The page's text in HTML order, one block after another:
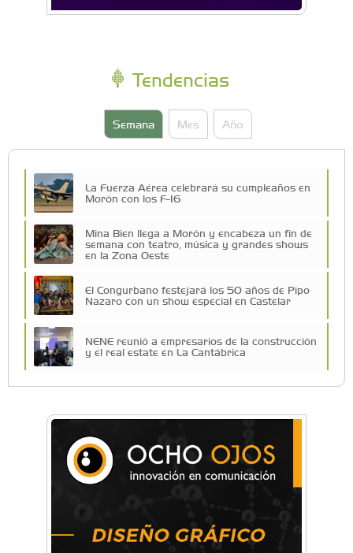
Tendencias
Semana Mes Año
La Fuerza Aérea celebrará su cumpleaños en
Morón con los F-16
Mina Bien llega a Morón y encabeza un fin de
semana con teatro, música y grandes shows
en la Zona Oeste
El Congurbano festejará los 50 años de Pipo
Nazaro con un show especial en Castelar
NENE reunió a empresarios de la construcción
y el real estate en La Cantábrica
La primera vez que Eva Perón voló en avión lo
hizo desde Morón
Mariana Croce: "Hoy las empresas necesitan
un asesoramiento integral para crecer con
Música, teatro, yoga, danza y mucho más: